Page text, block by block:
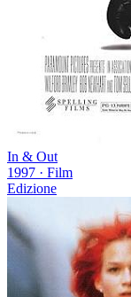
In & Out
1997 · Film
Edizione